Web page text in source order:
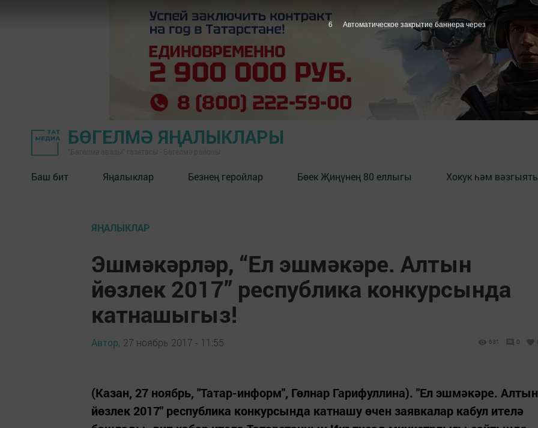
БӨГЕЛМӘ ЯҢАЛЫКЛАРЫ
Баш бит Яңалыклар Безнең геройлар Бөек Җиңүнең 80 еллыгы Хокук һәм вәзгыять
ЯҢАЛЫКЛАР
Эшмәкәрләр, “Ел эшмәкәре. Алтын
йөзлек 2017” республика конкурсында
катнашыгыз!
Автор, 27 ноябрь 2017 - 11:55 631 0
(Казан, 27 ноябрь, "Татар-информ", Гөлнар Гарифуллина). "Ел эшмәкәре. Алтын
йөзлек 2017" республика конкурсында катнашу өчен заявкалар кабул ителә
5 Автоматическое закрытие баннера через